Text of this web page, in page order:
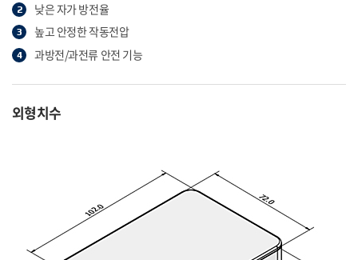
낮은 자가 방전율
높고 안정한 작동전압
과방전/과전류 안전 기능
외형치수